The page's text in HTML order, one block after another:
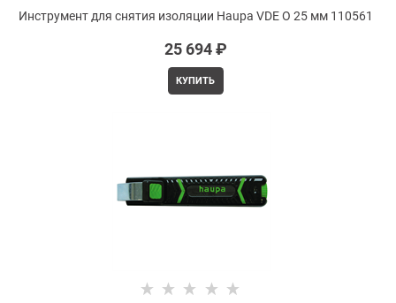
Инструмент для снятия изоляции Haupa VDE O 25 мм 110561
25 694 ₽
КУПИТЬ